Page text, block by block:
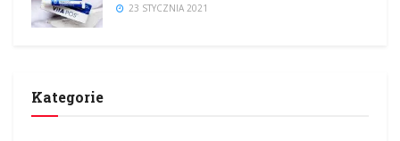
23 STYCZNIA 2021
Kategorie